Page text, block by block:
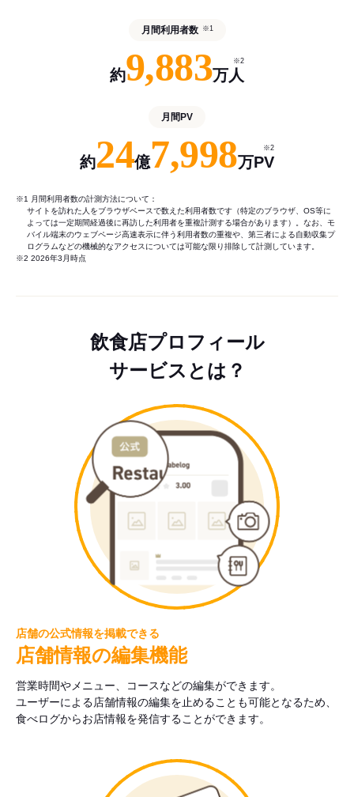
月間利用者数 ※1
約9,883万人
※2
月間PV
約24億7,998万PV
※2
※1 月間利用者数の計測方法について：
サイトを訪れた人をブラウザベースで数えた利用者数です（特定のブラウザ、OS等に
よっては一定期間経過後に再訪した利用者を重複計測する場合があります）。なお、モ
バイル端末のウェブページ高速表示に伴う利用者数の重複や、第三者による自動収集プ
ログラムなどの機械的なアクセスについては可能な限り排除して計測しています。
※2 2026年3月時点
飲食店プロフィール
サービスとは？
店舗の公式情報を掲載できる
店舗情報の編集機能
営業時間やメニュー、コースなどの編集ができます。
ユーザーによる店舗情報の編集を止めることも可能となるため、
食べログからお店情報を発信することができます。